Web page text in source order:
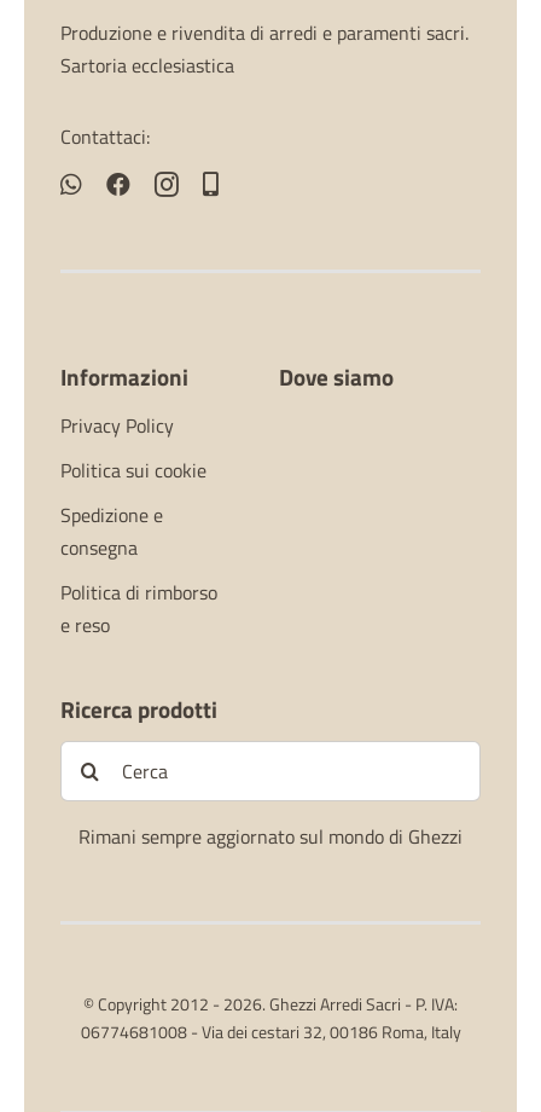
Produzione e rivendita di arredi e paramenti sacri.
Sartoria ecclesiastica
Contattaci:
Informazioni
Privacy Policy
Politica sui cookie
Spedizione e
consegna
Politica di rimborso
e reso
Dove siamo
Ricerca prodotti
Cerca
per:
Rimani sempre aggiornato sul mondo di Ghezzi
© Copyright 2012 - 2026. Ghezzi Arredi Sacri - P. IVA:
06774681008 - Via dei cestari 32, 00186 Roma, Italy